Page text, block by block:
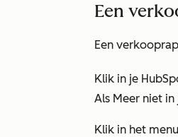
Een
Een
Klik in je
Als Meer niet in
Klik in het